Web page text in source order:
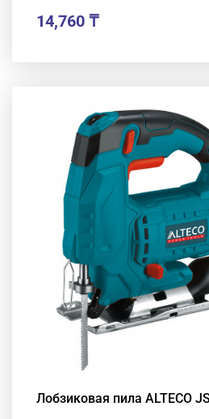
14,760 ₸
Лобзиковая пила ALTECO